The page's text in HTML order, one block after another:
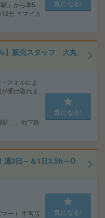
」から車5
分 ＊マイカ
気になる!
】販売スタッフ 大丸
スキルによ
受け取れま
」、地下鉄
気になる!
週3日～＆1日3.5h～O
ート 手宮店
気になる!